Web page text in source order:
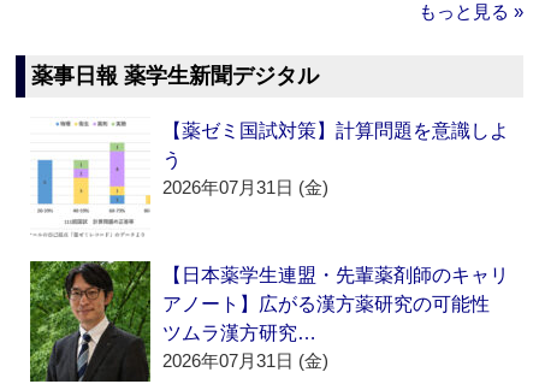
もっと見る »
薬事日報 薬学生新聞デジタル
【薬ゼミ国試対策】計算問題を意識しよ
う
2026年07月31日 (金)
【日本薬学生連盟・先輩薬剤師のキャリ
アノート】広がる漢方薬研究の可能性
ツムラ漢方研究…
2026年07月31日 (金)